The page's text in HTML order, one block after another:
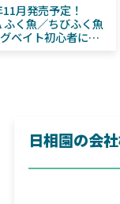
2025年11月発売予
DAIWA ふく魚／ち
はビッグベイト初
日相園の会